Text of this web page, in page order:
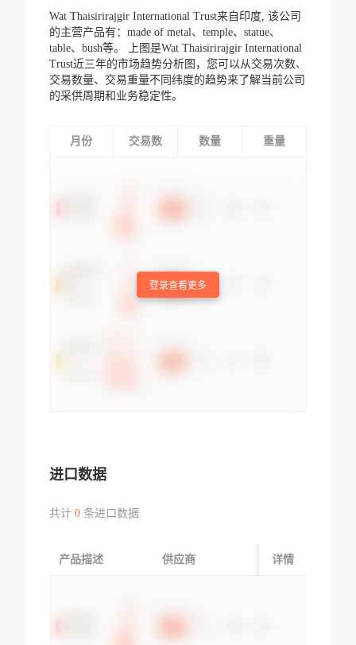
Wat Thaisirirajgir International Trust来自印度, 该公司
的主营产品有：made of metal、temple、statue、
table、bush等。
上图是Wat Thaisirirajgir International
Trust近三年的市场趋势分析图，您可以从交易次数、
交易数量、交易重量不同纬度的趋势来了解当前公司
的采供周期和业务稳定性。
月份 交易数 数量 重量
登录查看更多
进口数据
共计 0条进口数据
产品描述 供应商 起运国/地区
详情